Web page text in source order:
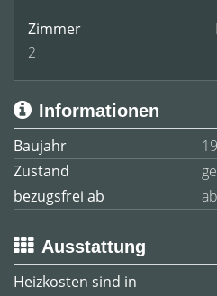
Zimmer
2
Informationen
Baujahr
Zustand
bezugsfrei ab
Ausstattung
Heizkosten sind in